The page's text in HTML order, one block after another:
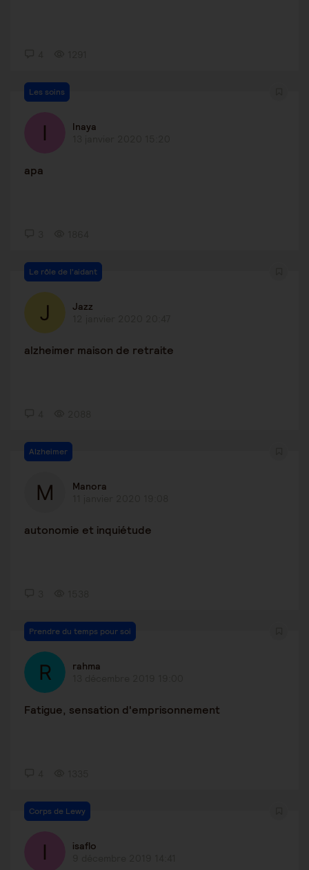
Les soins
Inaya
apa
Le rôle de l'aidant
Jazz
alzheimer maison de retraite
Alzheimer
Manora
autonomie et inquiétude
Prendre du temps pour soi
rahma
Fatigue, sensation d'emprisonnement
Corps de Lewy
isaflo